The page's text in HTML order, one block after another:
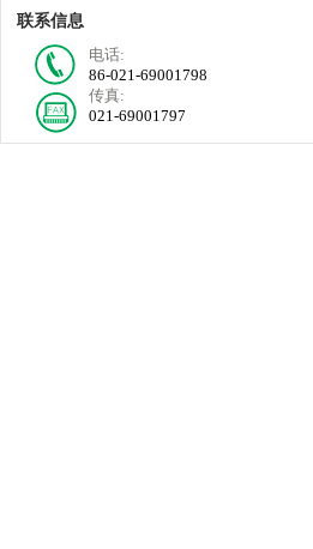
联系信息
电话:
86-021-69001798
传真:
021-69001797